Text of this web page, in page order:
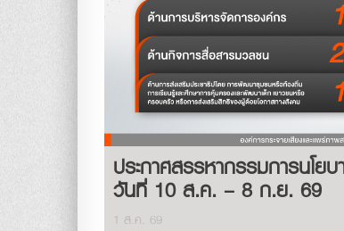
ประกาศสรรหากรรมการนโ
วันที่ 10 ส.ค. – 8 ก.ย. 69
1 ส.ค. 69